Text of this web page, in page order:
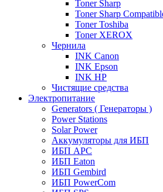
Toner Sharp
Toner Sharp
Toner Toshiba
Toner XEROX
Чернила
INK Canon
INK Epson
INK HP
Чистящие средства
Электропитание
Generators ( Генераторы )
Power Stations
Solar Power
Аккумуляторы для ИБП
ИБП APC
ИБП Eaton
ИБП Gembird
ИБП PowerCom